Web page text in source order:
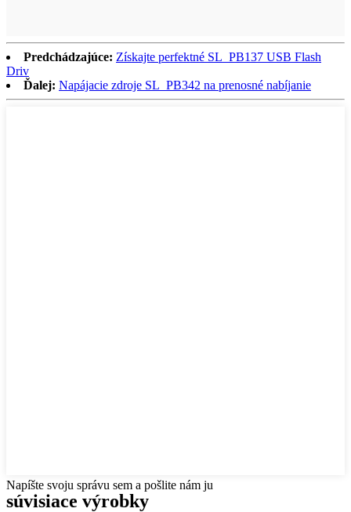
Predchádzajúce: Získajte perfektné SL_PB137 USB Flash
Driv
Ďalej: Napájacie zdroje SL_PB342 na prenosné nabíjanie
Napíšte svoju správu sem a pošlite nám ju
súvisiace výrobky